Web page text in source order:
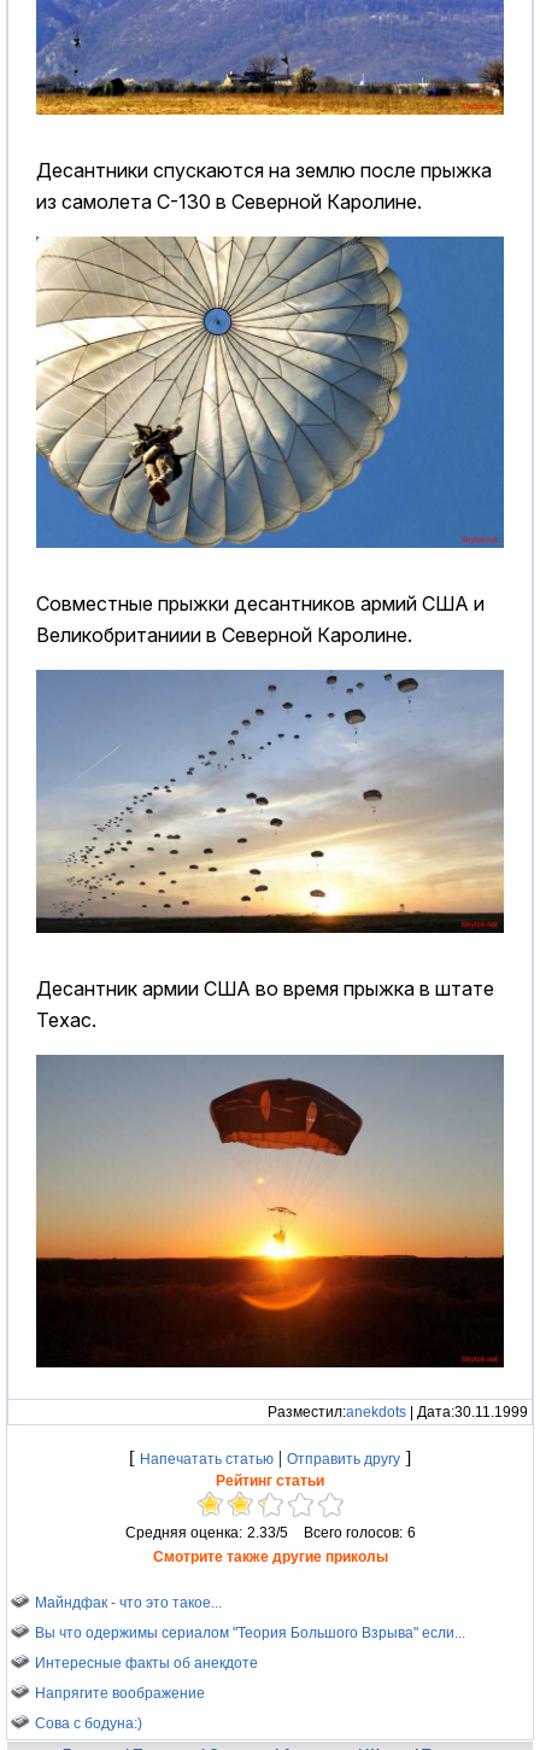
Десантники спускаются на землю после прыжка
из самолета C-130 в Северной Каролине.
Совместные прыжки десантников армий США и
Великобританиии в Северной Каролине.
Десантник армии США во время прыжка в штате
Техас.
Разместил:anekdots | Дата:30.11.1999
[ Напечатать статью | Отправить другу ]
Рейтинг статьи
Средняя оценка: 2.33/5 Всего голосов: 6
Смотрите также другие приколы
Майндфак - что это такое...
Вы что одержимы сериалом "Теория Большого Взрыва" если...
Интересные факты об анекдоте
Напрягите воображение
Сова с бодуна:)